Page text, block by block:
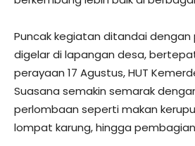
Puncak kegiatan ditandai
digelar di lapangan desa,
perayaan 17 Agustus, HUT
Suasana semakin semarak
perlombaan seperti makan
lompat karung, hingga